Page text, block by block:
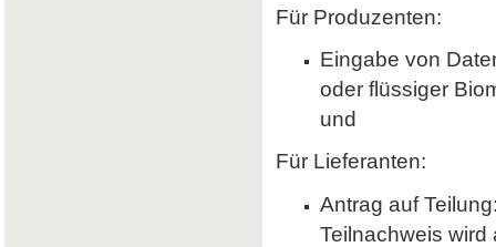
Für Produzenten:
Eingabe von
oder flüssiger
und
Für Lieferanten:
Antrag auf
Teilnachweis wird